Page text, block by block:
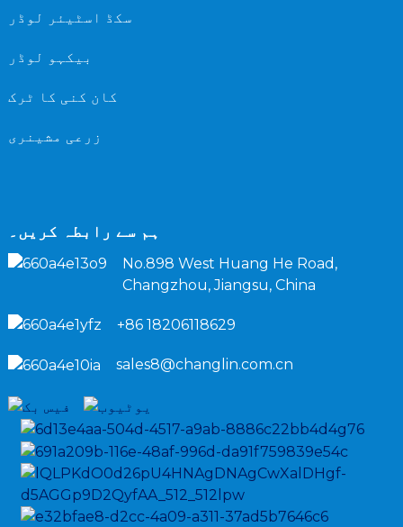
سکڈ اسٹیئر لوڈر
بیکہو لوڈر
کان کنی کا ٹرک
زرعی مشینری
ہم سے رابطہ کریں۔
No.898 West Huang He Road,
Changzhou, Jiangsu, China
+86 18206118629
sales8@changlin.com.cn